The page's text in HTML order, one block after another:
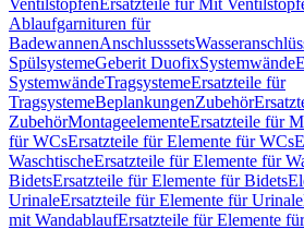
VentilstopfenErsatzteile für Mit
Ablaufgarnituren für
BadewannenAnschlusssets
SpülsystemeGeberit DuofixSystemwände
SystemwändeTragsystemeErsatzteile für
TragsystemeBeplankungenZubehör
ZubehörMontageelementeErsatzteile für
für WCsErsatzteile für Elemente für WCs
WaschtischeErsatzteile für Elemente für
BidetsErsatzteile für Elemente für Bidets
UrinaleErsatzteile für Elemente für Urinale
mit WandablaufErsatzteile für Elemente